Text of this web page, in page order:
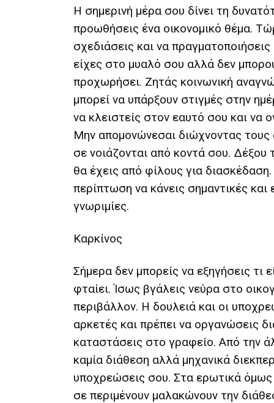
Η σημερινή μέρα σου δίνει τη
προωθήσεις ένα οικονομικό θέμα.
σχεδιάσεις και να
είχες στο μυαλό σου αλλά δεν
προχωρήσει. Ζητάς κοινωνική
μπορεί να υπάρξουν στιγμές στην
να κλειστείς στον εαυτό σου και να
Μην απομονώνεσαι διώχνοντας
σε νοιάζονται από κοντά σου. Δέξου
θα έχεις από φίλους για
περίπτωση να κάνεις σημαντικές
γνωριμίες.
Καρκίνος
Σήμερα δεν μπορείς να εξηγήσεις τι
φταίει. Ίσως βγάλεις νεύρα στο
περιβάλλον. Η δουλειά και οι
αρκετές και πρέπει να οργανώσεις
καταστάσεις στο γραφείο. Από την
καμία διάθεση αλλά μηχανικά
υποχρεώσεις σου. Στα ερωτικά όμως
σε περιμένουν μαλακώνουν την